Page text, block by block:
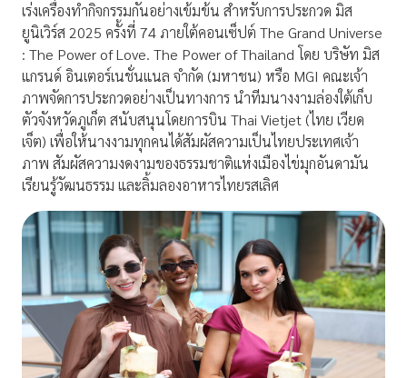
เร่งเครื่องทำกิจกรรมกันอย่างเข้มข้น สำหรับการประกวด มิส
ยูนิเวิร์ส 2025 ครั้งที่ 74 ภายใต้คอนเซ็ปต์ The Grand Universe
: The Power of Love. The Power of Thailand โดย บริษัท มิส
แกรนด์ อินเตอร์เนชั่นแนล จำกัด (มหาชน) หรือ MGI คณะเจ้า
ภาพจัดการประกวดอย่างเป็นทางการ นำทีมนางงามล่องใต้เก็บ
ตัวจังหวัดภูเก็ต สนับสนุนโดยการบิน Thai Vietjet (ไทย เวียด
เจ็ต) เพื่อให้นางงามทุกคนได้สัมผัสความเป็นไทยประเทศเจ้า
ภาพ สัมผัสความงดงามของธรรมชาติแห่งเมืองไข่มุกอันดามัน
เรียนรู้วัฒนธรรม และลิ้มลองอาหารไทยรสเลิศ